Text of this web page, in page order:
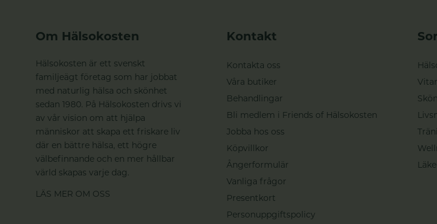
Om Hälsokosten
Hälsokosten är ett svenskt
familjeägt företag som har jobbat
med naturlig hälsa och skönhet
sedan 1980. På Hälsokosten drivs vi
av vår vision om att hjälpa
människor att skapa ett friskare liv
där en bättre hälsa, ett högre
välbefinnande och en mer hållbar
värld skapas varje dag.
LÄS MER OM OSS
Kontakt
Kontakta oss
Våra butiker
Behandlingar
Bli medlem i Friends of Hälsokosten
Jobba hos oss
Köpvillkor
Ångerformulär
Vanliga frågor
Presentkort
Personuppgiftspolicy